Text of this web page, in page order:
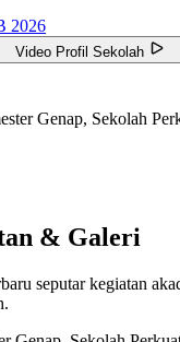
2026
Video Profil Sekolah
Genap, Sekolah
& Galeri
seputar kegiatan